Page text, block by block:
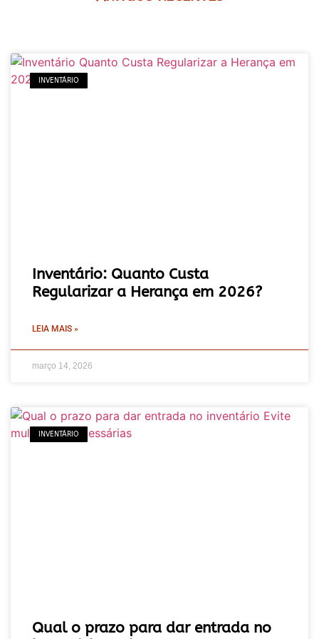
INVENTÁRIO
Inventário: Quanto Custa
Regularizar a Herança em 2026?
LEIA MAIS »
março 14, 2026
INVENTÁRIO
Qual o prazo para dar entrada no